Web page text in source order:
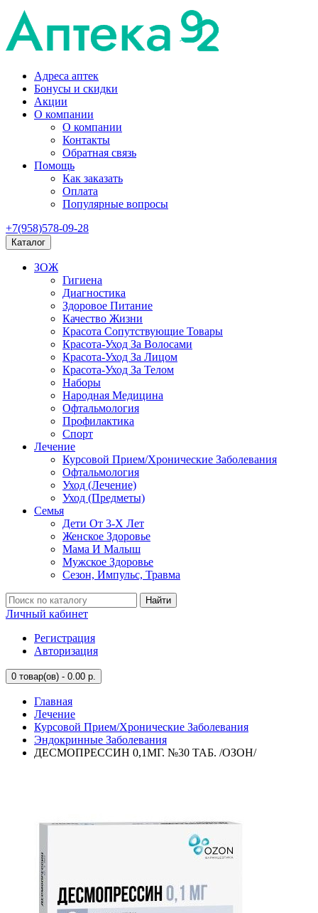
Адреса аптек
Бонусы и скидки
Акции
О компании
О компании
Контакты
Обратная связь
Помощь
Как заказать
Оплата
Популярные вопросы
+7(958)578-09-28
Каталог
ЗОЖ
Гигиена
Диагностика
Здоровое Питание
Качество Жизни
Красота Сопутствующие Товары
Красота-Уход За Волосами
Красота-Уход За Лицом
Красота-Уход За Телом
Наборы
Народная Медицина
Офтальмология
Профилактика
Спорт
Лечение
Курсовой Прием/Хронические Заболевания
Офтальмология
Уход (Лечение)
Уход (Предметы)
Семья
Дети От 3-Х Лет
Женское Здоровье
Мама И Малыш
Мужское Здоровье
Сезон, Импульс, Травма
Найти
Личный кабинет
Регистрация
Авторизация
0 товар(ов) - 0.00 р.
Главная
Лечение
Курсовой Прием/Хронические Заболевания
Эндокринные Заболевания
ДЕСМОПРЕССИН 0,1МГ. №30 ТАБ. /ОЗОН/